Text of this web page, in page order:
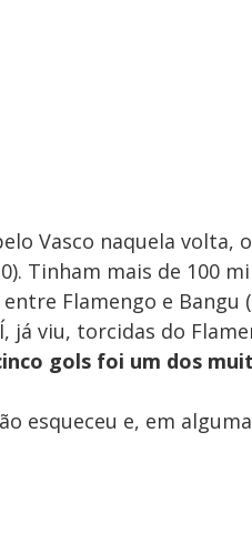
Vasco naquela
Tinham mais de 100
Flamengo e Bangu
já viu, torcidas do
gols foi um dos
esqueceu e, em